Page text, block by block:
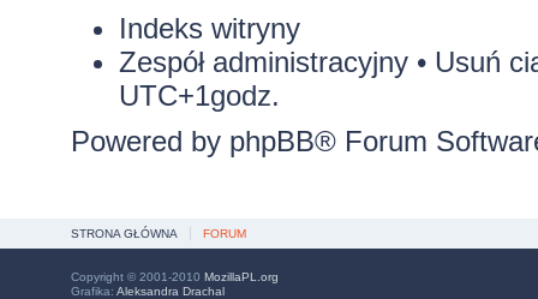
Indeks witryny
Zespół administracyjny• Usuń
UTC+1godz.
Powered by phpBB® Forum
STRONA GŁÓWNA FORUM
Copyright © 2001-2010 MozillaPL.org
Grafika: Aleksandra Drachal